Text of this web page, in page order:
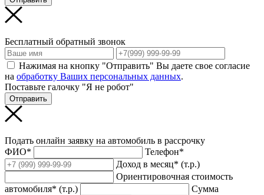
Бесплатный обратный звонок
Нажимая на кнопку "Отправить" Вы даете свое согласие
на обработку Ваших персональных данных.
Поставьте галочку "Я не робот"
Отправить
Подать онлайн заявку на автомобиль в рассрочку
ФИО*
Телефон*
Доход в месяц* (т.р.)
Ориентировочная стоимость
автомобиля* (т.р.)
Сумма